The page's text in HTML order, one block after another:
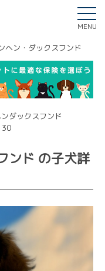
MENU
ヘン・ダックスフンド
ダックスフンド
ンド の子犬詳